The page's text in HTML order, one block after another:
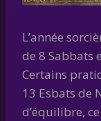
L’année
de 8 Sabbats
Certains
13 Esbats de
d’équilibre,